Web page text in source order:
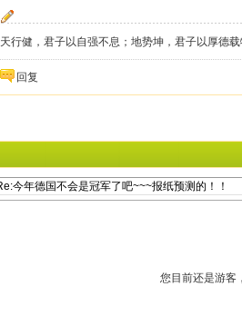
天行健，君子以自强不息；地势坤，君子以厚德
回复
您目前还是游客